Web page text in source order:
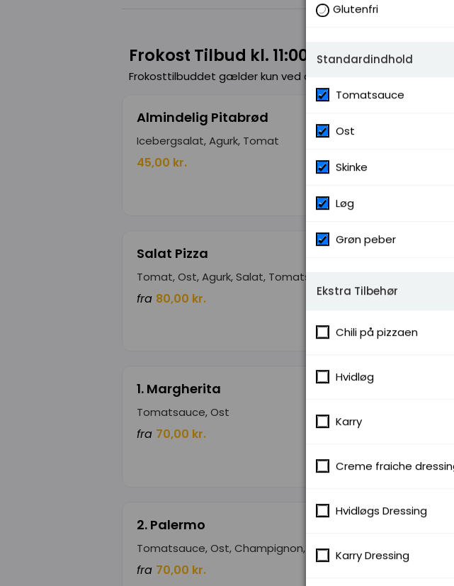
Frokost Tilbud kl. 11:00 - 15:00
Frokosttilbuddet gælder kun ved afhentning
Almindelig Pitabrød
Icebergsalat, Agurk, Tomat
45,00 kr.
Salat Pizza
Tomat, Ost, Agurk, Salat, Tomatsauce
fra 80,00 kr.
1. Margherita
Tomatsauce, Ost
fra 70,00 kr.
2. Palermo
Tomatsauce, Ost, Champignon, Artiskok
fra 70,00 kr.
Glutenfri
Standardindhold
Tomatsauce
Ost
Skinke
Løg
Grøn peber
Ekstra Tilbehør
Chili på pizzaen
Hvidløg
Karry
Creme fraiche
Hvidløgs Dressing
Karry Dressing